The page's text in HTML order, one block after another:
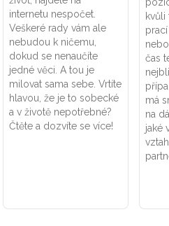
internetu nespočet.
Veškeré rady vám ale
nebudou k ničemu,
dokud se nenaučíte
jedné věci. A tou je
milovat sama sebe. Vrtíte
hlavou, že je to sobecké
a v životě nepotřebné?
Čtěte a dozvíte se více!
kvůli
čas
má
na
jaké